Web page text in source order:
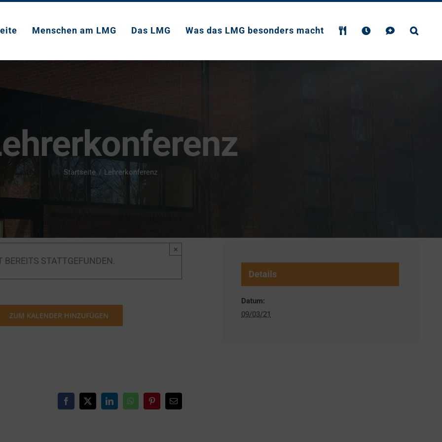
Menschen am LMG Das LMG Was das LMG besonders macht
Startseite Lehrerkonferenz
BEREITS STATTGEFUNDEN.
×
ZUM KALENDER HINZUFÜGEN
Facebook
X LinkedInWhatsAppPinterest
E-
Mail
Details
Datum:
09/03/21